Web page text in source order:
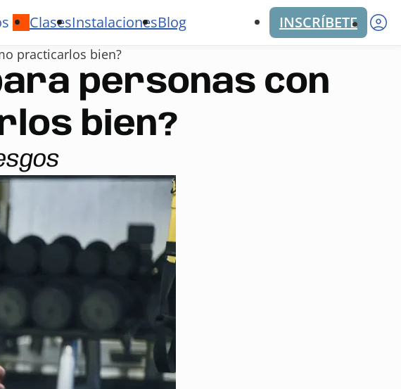
ClasesInstalacionesBlog INSCRÍBETE
practicarlos bien?
personas con
bien?